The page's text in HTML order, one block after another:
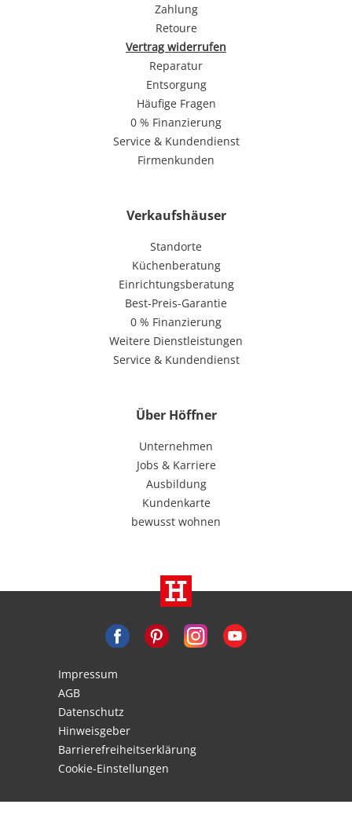
Zahlung
Retoure
Vertrag widerrufen
Reparatur
Entsorgung
Häufige Fragen
0 % Finanzierung
Service & Kundendienst
Firmenkunden
Verkaufshäuser
Standorte
Küchenberatung
Einrichtungsberatung
Best-Preis-Garantie
0 % Finanzierung
Weitere Dienstleistungen
Service & Kundendienst
Über Höffner
Unternehmen
Jobs & Karriere
Ausbildung
Kundenkarte
bewusst wohnen
Impressum
AGB
Datenschutz
Hinweisgeber
Barrierefreiheitserklärung
Cookie-Einstellungen